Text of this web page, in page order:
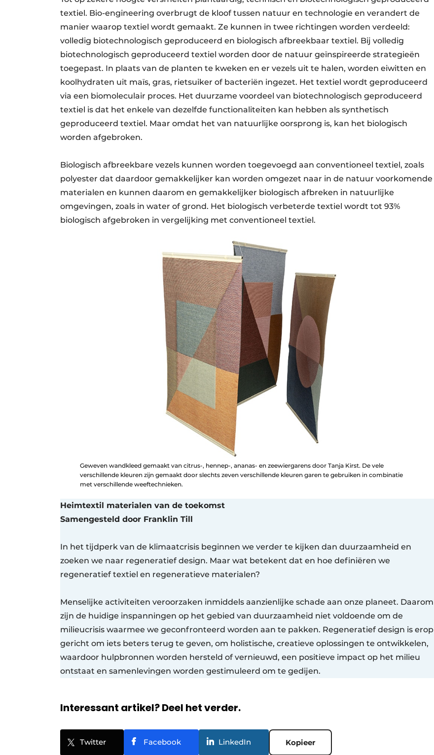
textiel. Bio-engineering overbrugt de kloof tussen natuur en technologie en verandert de
manier waarop textiel wordt gemaakt. Ze kunnen in twee richtingen worden verdeeld:
volledig biotechnologisch geproduceerd en biologisch afbreekbaar textiel. Bij volledig
biotechnologisch geproduceerd textiel worden door de natuur geïnspireerde strategieën
toegepast. In plaats van de planten te kweken en er vezels uit te halen, worden eiwitten en
koolhydraten uit maïs, gras, rietsuiker of bacteriën ingezet. Het textiel wordt geproduceerd
via een biomoleculair proces. Het duurzame voordeel van biotechnologisch geproduceerd
textiel is dat het enkele van dezelfde functionaliteiten kan hebben als synthetisch
geproduceerd textiel. Maar omdat het van natuurlijke oorsprong is, kan het biologisch
worden afgebroken.
Biologisch afbreekbare vezels kunnen worden toegevoegd aan conventioneel textiel, zoals
polyester dat daardoor gemakkelijker kan worden omgezet naar in de natuur voorkomende
materialen en kunnen daarom en gemakkelijker biologisch afbreken in natuurlijke
omgevingen, zoals in water of grond. Het biologisch verbeterde textiel wordt tot 93%
biologisch afgebroken in vergelijking met conventioneel textiel.
Geweven wandkleed gemaakt van citrus-, hennep-, ananas- en zeewiergarens door Tanja Kirst. De vele
verschillende kleuren zijn gemaakt door slechts zeven verschillende kleuren garen te gebruiken in combinatie
met verschillende weeftechnieken.
Heimtextil materialen van de toekomst
Samengesteld door Franklin Till
In het tijdperk van de klimaatcrisis beginnen we verder te kijken dan duurzaamheid en
zoeken we naar regeneratief design. Maar wat betekent dat en hoe definiëren we
regeneratief textiel en regeneratieve materialen?
Menselijke activiteiten veroorzaken inmiddels aanzienlijke schade aan onze planeet. Daarom
zijn de huidige inspanningen op het gebied van duurzaamheid niet voldoende om de
milieucrisis waarmee we geconfronteerd worden aan te pakken. Regeneratief design is erop
gericht om iets beters terug te geven, om holistische, creatieve oplossingen te ontwikkelen,
waardoor hulpbronnen worden hersteld of vernieuwd, een positieve impact op het milieu
ontstaat en samenlevingen worden gestimuleerd om te gedijen.
Interessant artikel? Deel het verder.
Twitter Facebook LinkedIn Kopieer